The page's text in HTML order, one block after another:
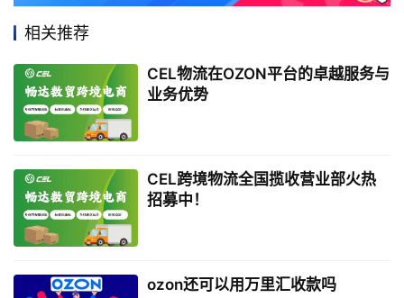
相关推荐
CEL物流在OZON平台的卓越服务与
业务优势
CEL跨境物流全国揽收营业部火热
招募中！
ozon还可以用万里汇收款吗